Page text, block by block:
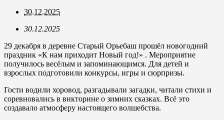
30.12.2025
30.12.2025
29 декабря в деревне Старый Орьебаш прошёл новогодний
праздник «К нам приходит Новый год!» . Мероприятие
получилось весёлым и запоминающимся. Для детей и
взрослых подготовили конкурсы, игры и сюрпризы.
Гости водили хоровод, разгадывали загадки, читали стихи и
соревновались в викторине о зимних сказках. Всё это
создавало атмосферу настоящего волшебства.